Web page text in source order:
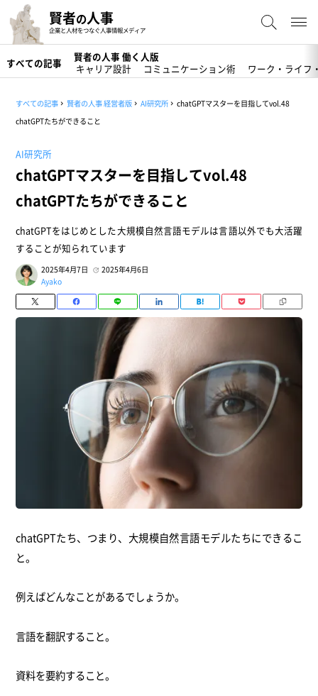
賢者の人事
企業と人材をつなぐ人事情報メディア
すべての記事
賢者の人事 働く人版
キャリア設計
コミュニケーション術 ワーク・ライフ
すべての記事 賢者の人事 経営者版 AI研究所
chatGPTマスターを目指してvol.48
chatGPTたちができること
AI研究所
chatGPTマスターを目指してvol.48
chatGPTたちができること
chatGPTをはじめとした大規模自然言語モデルは言語以外でも大活躍
することが知られています
2025年4月7日
2025年4月6日
Ayako
chatGPTたち、つまり、大規模自然言語モデルたちにできるこ
と。
例えばどんなことがあるでしょうか。
言語を翻訳すること。
資料を要約すること。